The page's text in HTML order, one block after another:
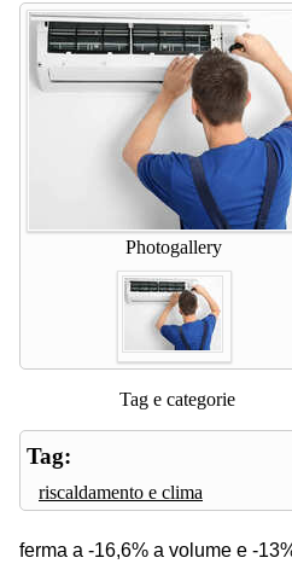
Photogallery
Tag e categorie
Tag:
riscaldamento e clima
ferma a -16,6% a volume e -